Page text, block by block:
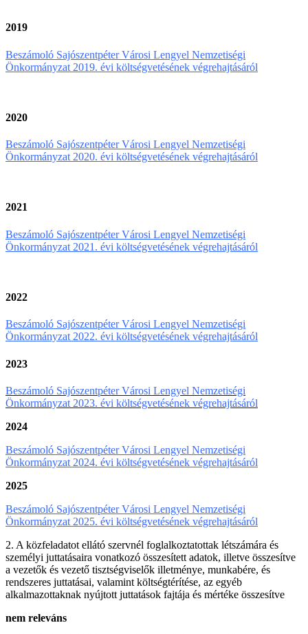
2019
Beszámoló Sajószentpéter Városi Lengyel Nemzetiségi
Önkormányzat 2019. évi költségvetésének végrehajtásáról
2020
Beszámoló Sajószentpéter Városi Lengyel Nemzetiségi
Önkormányzat 2020. évi költségvetésének végrehajtásáról
2021
Beszámoló Sajószentpéter Városi Lengyel Nemzetiségi
Önkormányzat 2021. évi költségvetésének végrehajtásáról
2022
Beszámoló Sajószentpéter Városi Lengyel Nemzetiségi
Önkormányzat 2022. évi költségvetésének végrehajtásáról
2023
Beszámoló Sajószentpéter Városi Lengyel Nemzetiségi
Önkormányzat 2023. évi költségvetésének végrehajtásáról
2024
Beszámoló Sajószentpéter Városi Lengyel Nemzetiségi
Önkormányzat 2024. évi költségvetésének végrehajtásáról
2025
Beszámoló Sajószentpéter Városi Lengyel Nemzetiségi
Önkormányzat 2025. évi költségvetésének végrehajtásáról
2. A közfeladatot ellátó szervnél foglalkoztatottak létszámára és
személyi juttatásaira vonatkozó összesített adatok, illetve összesítve
a vezetők és vezető tisztségviselők illetménye, munkabére, és
rendszeres juttatásai, valamint költségtérítése, az egyéb
alkalmazottaknak nyújtott juttatások fajtája és mértéke összesítve
nem releváns